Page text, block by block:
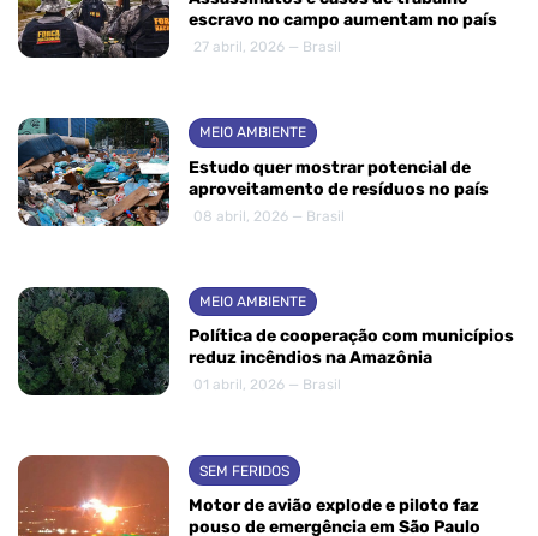
escravo no campo aumentam no país
27 abril, 2026 — Brasil
MEIO AMBIENTE
Estudo quer mostrar potencial de
aproveitamento de resíduos no país
08 abril, 2026 — Brasil
MEIO AMBIENTE
Política de cooperação com municípios
reduz incêndios na Amazônia
01 abril, 2026 — Brasil
SEM FERIDOS
Motor de avião explode e piloto faz
pouso de emergência em São Paulo